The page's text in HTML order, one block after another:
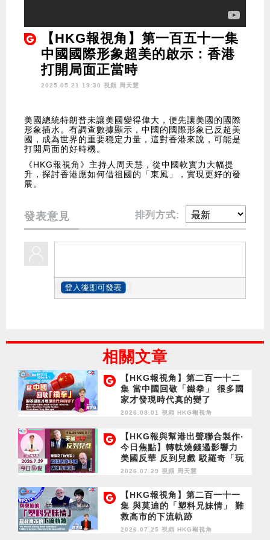
【HKG報視角】第一百五十一集
中國國際形象超美的啟示：香港
打開局面正當時
2025.05.21 19:30 視頻 周天慧
美國總統特朗普未讓美國變得偉大，便先讓美國的國際
形象插水。有調查數據顯示，中國的國際形象已反超美
國，成為世界的重要穩定力量，這對香港來說，可能是
打開局面的好時機。
《HKG報視角》主持人周天慧，從中國軟實力大幅提
升，探討香港應如何借祖國的「東風」，實現更好的發
展。
發表意見 排列方式:
相關文章
【HKG報視角】第二百一十二
集 當中國回敬「鐵拳」 很多國
家才發現時代真的變了
2026.08.01 視頻 HKG報視角
【HKG報與幫港出聲聯合製作‧
今日焦點】轉軚燒錢遏影響力
美國反華 反到兒戲 駁羅奇「玩
完論」 香港唔靠中國 唔通靠美
2026.07.29 視頻 周天慧
【HKG報視角】第二百一十一
集 與莫迪的「塑料兄妹情」 難
救高市的下流軌跡
2026.07.25 視頻 HKG報視角